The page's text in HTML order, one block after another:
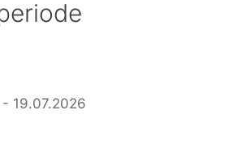
- 19.07.2026